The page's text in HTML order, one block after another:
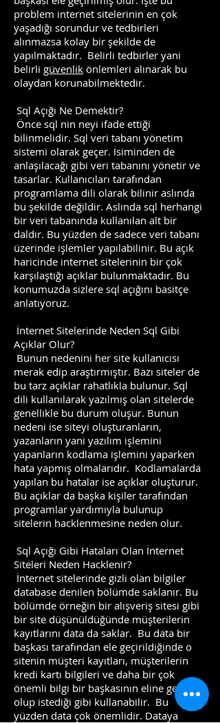
problem internet sitelerinin en çok
yaşadığı sorundur ve tedbirleri
alınmazsa kolay bir şekilde de
yapılmaktadır. Belirli tedbirler yani
belirli güvenlik önlemleri alınarak bu
olaydan korunabilmektedir.
Sql Açığı Ne Demektir?
Önce sql nin neyi ifade ettiği
bilinmelidir. Sql veri tabanı yönetim
sistemi olarak geçer. İsiminden de
anlaşılacağı gibi veri tabanını yönetir ve
tasarlar. Kullanıcıları tarafından
programlama dili olarak bilinir aslında
bu şekilde değildir. Aslında sql herhangi
bir veri tabanında kullanılan alt bir
daldır. Bu yüzden de sadece veri tabanı
üzerinde işlemler yapılabilinir. Bu açık
haricinde internet sitelerinin bir çok
karşılaştığı açıklar bulunmaktadır. Bu
konumuzda sizlere sql açığını basitçe
anlatıyoruz.
İnternet Sitelerinde Neden Sql Gibi
Açıklar Olur?
Bunun nedenini her site kullanıcısı
merak edip araştırmıştır. Bazı siteler de
bu tarz açıklar rahatlıkla bulunur. Sql
dili kullanılarak yazılmış olan sitelerde
genellikle bu durum oluşur. Bunun
nedeni ise siteyi oluşturanların,
yazanların yani yazılım işlemini
yapanların kodlama işlemini yaparken
hata yapmış olmalarıdır. Kodlamalarda
yapılan bu hatalar ise açıklar oluşturur.
Bu açıklar da başka kişiler tarafından
programlar yardımıyla bulunup
sitelerin hacklenmesine neden olur.
Sql Açığı Gibi Hataları Olan İnternet
Siteleri Neden Hacklenir?
İnternet sitelerinde gizli olan bilgiler
database denilen bölümde saklanır. Bu
bölümde örneğin bir alışveriş sitesi gibi
bir site düşünüldüğünde müşterilerin
kayıtlarını data da saklar. Bu data bir
başkası tarafından ele geçirildiğinde o
sitenin müşteri kayıtları, müşterilerin
kredi kartı bilgileri ve daha bir çok
önemli bilgi bir başkasının eline geçmiş
olup istediği gibi kullanabilir. Bu
yüzden data çok önemlidir. Dataya